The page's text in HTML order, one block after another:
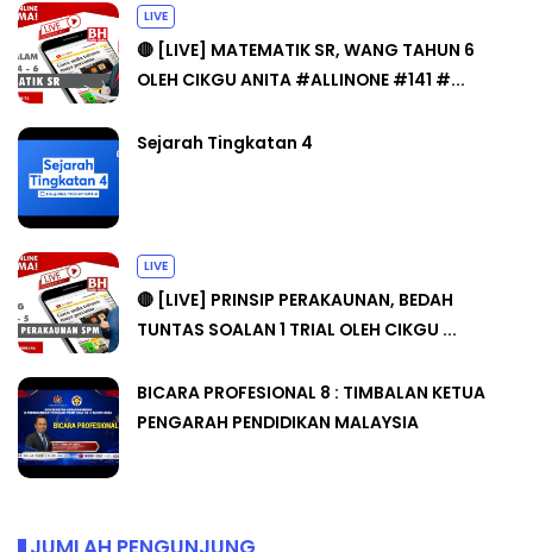
LIVE
🔴 [LIVE] MATEMATIK SR, WANG TAHUN 6
OLEH CIKGU ANITA #ALLINONE #141 #...
Sejarah Tingkatan 4
LIVE
🔴 [LIVE] PRINSIP PERAKAUNAN, BEDAH
TUNTAS SOALAN 1 TRIAL OLEH CIKGU ...
BICARA PROFESIONAL 8 : TIMBALAN KETUA
PENGARAH PENDIDIKAN MALAYSIA